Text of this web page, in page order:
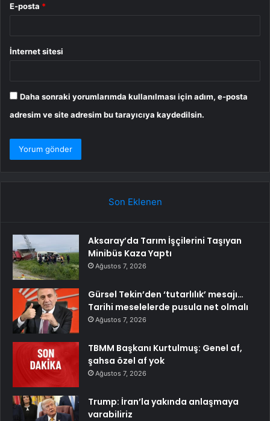
E-posta *
İnternet sitesi
Daha sonraki yorumlarımda kullanılması için adım, e-posta
adresim ve site adresim bu tarayıcıya kaydedilsin.
Son Eklenen
Aksaray’da Tarım İşçilerini Taşıyan
Minibüs Kaza Yaptı
Ağustos 7, 2026
Gürsel Tekin’den ‘tutarlılık’ mesajı…
Tarihi meselelerde pusula net olmalı
Ağustos 7, 2026
TBMM Başkanı Kurtulmuş: Genel af,
şahsa özel af yok
Ağustos 7, 2026
Trump: İran’la yakında anlaşmaya
varabiliriz